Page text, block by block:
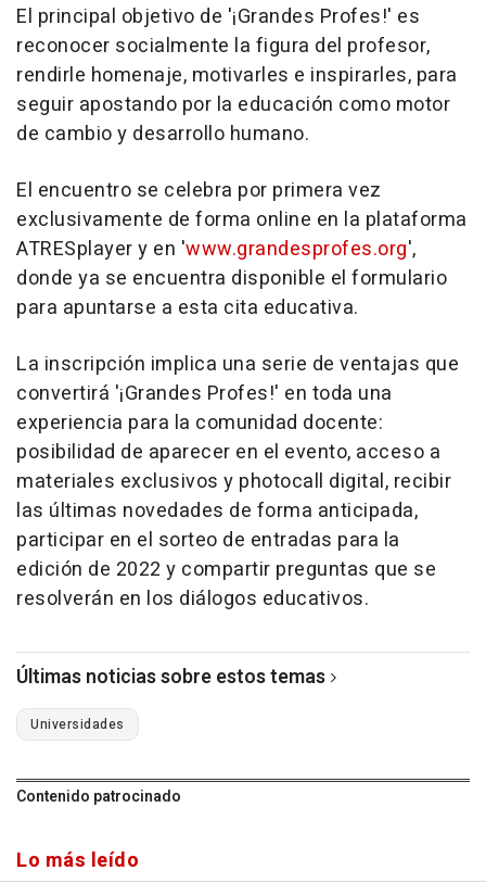
El principal objetivo de '¡Grandes Profes!' es
reconocer socialmente la figura del profesor,
rendirle homenaje, motivarles e inspirarles, para
seguir apostando por la educación como motor
de cambio y desarrollo humano.
El encuentro se celebra por primera vez
exclusivamente de forma online en la plataforma
ATRESplayer y en 'www.grandesprofes.org',
donde ya se encuentra disponible el formulario
para apuntarse a esta cita educativa.
La inscripción implica una serie de ventajas que
convertirá '¡Grandes Profes!' en toda una
experiencia para la comunidad docente:
posibilidad de aparecer en el evento, acceso a
materiales exclusivos y photocall digital, recibir
las últimas novedades de forma anticipada,
participar en el sorteo de entradas para la
edición de 2022 y compartir preguntas que se
resolverán en los diálogos educativos.
Últimas noticias sobre estos temas
Universidades
Contenido patrocinado
Lo más leído